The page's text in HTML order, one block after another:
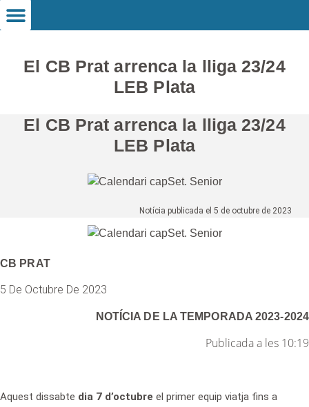
El CB Prat arrenca la lliga 23/24
LEB Plata
El CB Prat arrenca la lliga 23/24
LEB Plata
Notícia publicada el 5 de octubre de 2023
CB PRAT
5 De Octubre De 2023
NOTÍCIA DE LATEMPORADA 2023-2024
Publicada a les 10:19
Aquest dissabte dia 7 d’octubre el primer equip viatja fins a